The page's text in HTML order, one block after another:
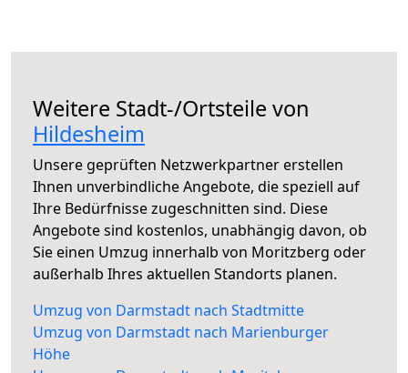
Weitere Stadt-/Ortsteile von
Hildesheim
Unsere geprüften Netzwerkpartner erstellen
Ihnen unverbindliche Angebote, die speziell auf
Ihre Bedürfnisse zugeschnitten sind. Diese
Angebote sind kostenlos, unabhängig davon, ob
Sie einen Umzug innerhalb von Moritzberg oder
außerhalb Ihres aktuellen Standorts planen.
Umzug von Darmstadt nach Stadtmitte
Umzug von Darmstadt nach Marienburger
Höhe